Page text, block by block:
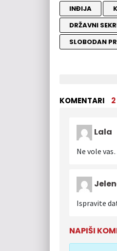
INĐIJA
DRŽAVNI
SLOBODAN
KOMENTARI 2
Lala
Ne vole
Ispravite
NAPIŠI